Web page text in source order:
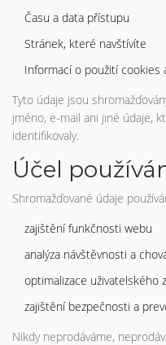
Času a data přístupu
Stránek, které navštívíte
Informací o použití cookies
Tyto údaje jsou
jméno, e-mail ani jiné údaje,
identifikovaly.
Účel
Shromažďované údaje
zajištění funkčnosti webu
analýza návštěvnosti a
optimalizace uživatelského
zajištění bezpečnosti a
Nikdy neprodáváme,